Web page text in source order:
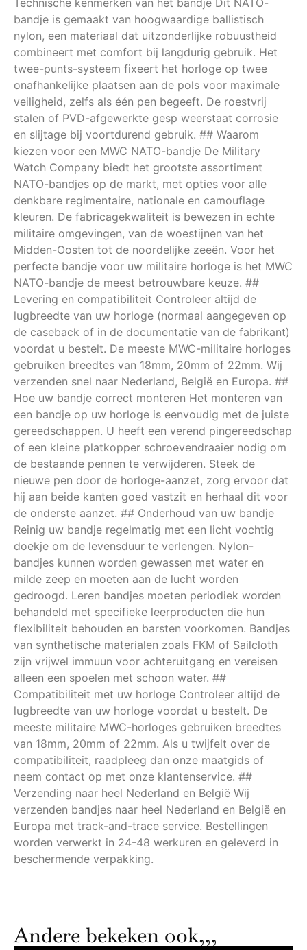
Technische kenmerken van het bandje Dit NATO-
bandje is gemaakt van hoogwaardige ballistisch
nylon, een materiaal dat uitzonderlijke robuustheid
combineert met comfort bij langdurig gebruik. Het
twee-punts-systeem fixeert het horloge op twee
onafhankelijke plaatsen aan de pols voor maximale
veiligheid, zelfs als één pen begeeft. De roestvrij
stalen of PVD-afgewerkte gesp weerstaat corrosie
en slijtage bij voortdurend gebruik. ## Waarom
kiezen voor een MWC NATO-bandje De Military
Watch Company biedt het grootste assortiment
NATO-bandjes op de markt, met opties voor alle
denkbare regimentaire, nationale en camouflage
kleuren. De fabricagekwaliteit is bewezen in echte
militaire omgevingen, van de woestijnen van het
Midden-Oosten tot de noordelijke zeeën. Voor het
perfecte bandje voor uw militaire horloge is het MWC
NATO-bandje de meest betrouwbare keuze. ##
Levering en compatibiliteit Controleer altijd de
lugbreedte van uw horloge (normaal aangegeven op
de caseback of in de documentatie van de fabrikant)
voordat u bestelt. De meeste MWC-militaire horloges
gebruiken breedtes van 18mm, 20mm of 22mm. Wij
verzenden snel naar Nederland, België en Europa. ##
Hoe uw bandje correct monteren Het monteren van
een bandje op uw horloge is eenvoudig met de juiste
gereedschappen. U heeft een verend pingereedschap
of een kleine platkopper schroevendraaier nodig om
de bestaande pennen te verwijderen. Steek de
nieuwe pen door de horloge-aanzet, zorg ervoor dat
hij aan beide kanten goed vastzit en herhaal dit voor
de onderste aanzet. ## Onderhoud van uw bandje
Reinig uw bandje regelmatig met een licht vochtig
doekje om de levensduur te verlengen. Nylon-
bandjes kunnen worden gewassen met water en
milde zeep en moeten aan de lucht worden
gedroogd. Leren bandjes moeten periodiek worden
behandeld met specifieke leerproducten die hun
flexibiliteit behouden en barsten voorkomen. Bandjes
van synthetische materialen zoals FKM of Sailcloth
zijn vrijwel immuun voor achteruitgang en vereisen
alleen een spoelen met schoon water. ##
Compatibiliteit met uw horloge Controleer altijd de
lugbreedte van uw horloge voordat u bestelt. De
meeste militaire MWC-horloges gebruiken breedtes
van 18mm, 20mm of 22mm. Als u twijfelt over de
compatibiliteit, raadpleeg dan onze maatgids of
neem contact op met onze klantenservice. ##
Verzending naar heel Nederland en België Wij
verzenden bandjes naar heel Nederland en België en
Europa met track-and-trace service. Bestellingen
worden verwerkt in 24-48 werkuren en geleverd in
beschermende verpakking.
Andere bekeken ook,,,